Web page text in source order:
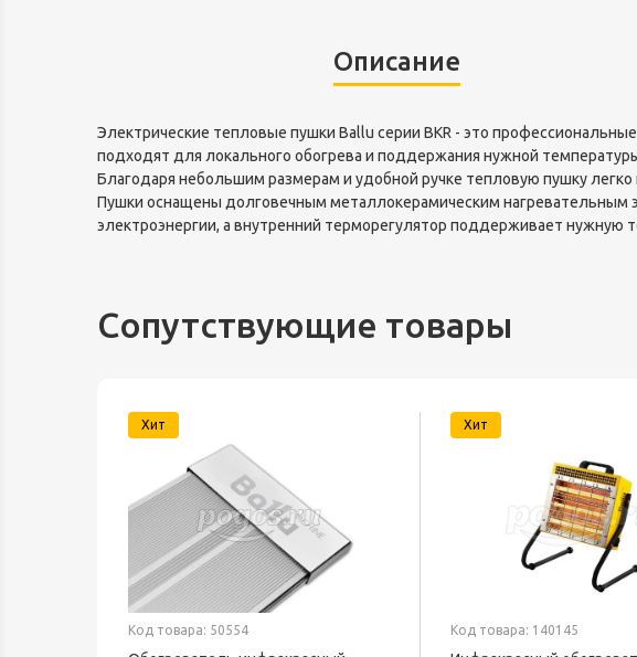
Описание
Электрические тепловые пушки Ballu серии BKR - это
подходят для локального обогрева и поддержания нужной
Благодаря небольшим размерам и удобной ручке тепловую пушку легко
Пушки оснащены долговечным металлокерамическим нагревательным
электроэнергии, а внутренний терморегулятор поддерживает нужную
Сопутствующие товары
Хит
Код товара: 50554
Хит
Код товара: 140145